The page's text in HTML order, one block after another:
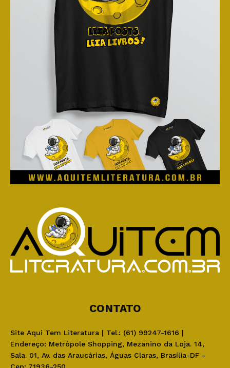
CONTATO
Site Aqui Tem Literatura | Tel.: (61) 99247-1616 |
Endereço: Metrópole Shopping, Mezanino da Loja. 14,
Sala. 01, Av. das Araucárias, Águas Claras, Brasília-DF -
Cep: 71936-250